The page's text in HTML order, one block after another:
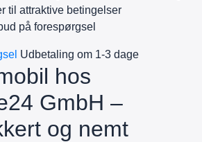
til attraktive betingelser
på forespørgsel
Udbetaling om 1-3 dage
hos
GmbH –
og nemt